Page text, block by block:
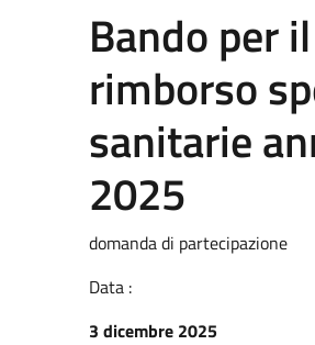
Bando per il
rimborso
sanitarie
2025
domanda di partecipazione
Data :
3 dicembre 2025